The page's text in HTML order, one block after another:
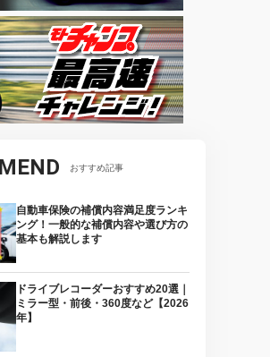
おすすめ記事
自動車保険の補償内容満足度ランキ
ング！一般的な補償内容や選び方の
基本も解説します
ドライブレコーダーおすすめ20選｜
ミラー型・前後・360度など【2026
年】